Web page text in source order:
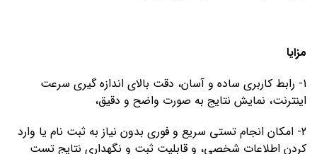
مزایا
1- رابط کاربری ساده و آسان، دقت بالای اندازه گیری سرعت
اینترنت، نمایش نتایج به صورت واضح و دقیق،
2- امکان انجام تستی سریع و فوری بدون نیاز به ثبت نام یا وارد
کردن اطلاعات شخصی، و قابلیت ثبت و نگهداری نتایج تست